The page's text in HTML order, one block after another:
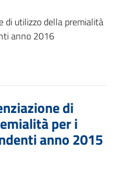
di utilizzo della premialità
anno 2016
di
per i
anno 2015